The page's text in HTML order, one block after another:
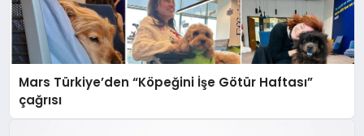
Mars Türkiye’den “Köpeğini İşe Götür Haftası”
çağrısı